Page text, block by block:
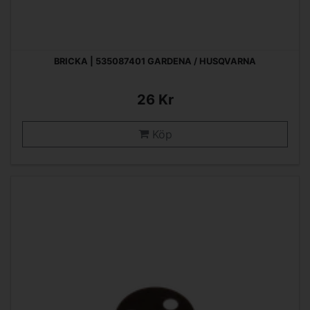
BRICKA | 535087401 GARDENA / HUSQVARNA
26 Kr
Köp